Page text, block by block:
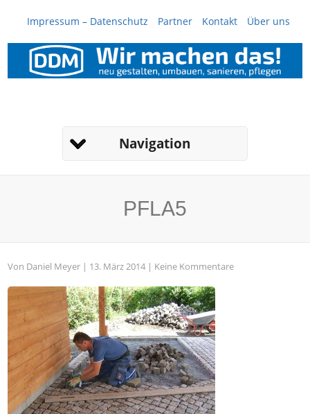
Impressum – Datenschutz Partner Kontakt Über uns
Navigation
PFLA5
Von Daniel Meyer | 13. März 2014 | Keine Kommentare